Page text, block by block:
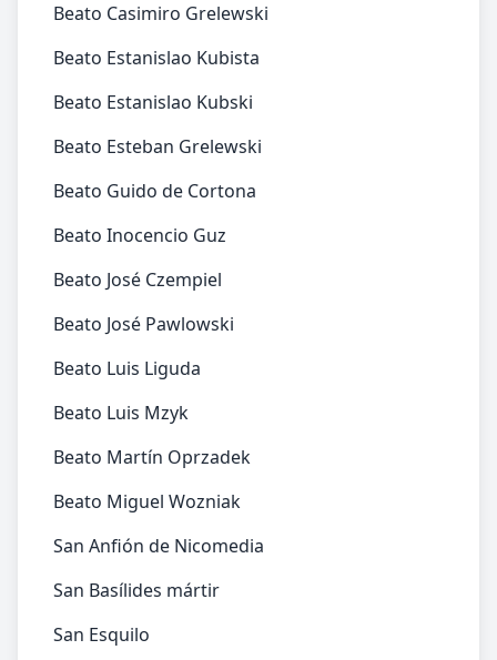
Beato Casimiro Grelewski
Beato Estanislao Kubista
Beato Estanislao Kubski
Beato Esteban Grelewski
Beato Guido de Cortona
Beato Inocencio Guz
Beato José Czempiel
Beato José Pawlowski
Beato Luis Liguda
Beato Luis Mzyk
Beato Martín Oprzadek
Beato Miguel Wozniak
San Anfión de Nicomedia
San Basílides mártir
San Esquilo